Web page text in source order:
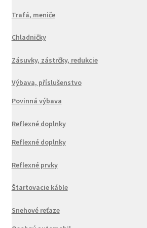
Trafá, meniče
Chladničky
Zásuvky, zástrčky, redukcie
Výbava, příslušenstvo
Povinná výbava
Reflexné doplnky
Reflexné doplnky
Reflexné prvky
Štartovacie káble
Snehové reťaze